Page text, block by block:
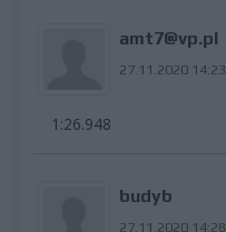
amt7@vp.pl
27.11.2020 14:23
1:26.948
budyb
27.11.2020 14:28